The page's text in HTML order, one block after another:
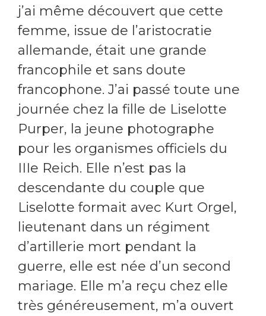
j’ai même découvert que cette
femme, issue de l’aristocratie
allemande, était une grande
francophile et sans doute
francophone. J’ai passé toute une
journée chez la fille de Liselotte
Purper, la jeune photographe
pour les organismes officiels du
IIIe Reich. Elle n’est pas la
descendante du couple que
Liselotte formait avec Kurt Orgel,
lieutenant dans un régiment
d’artillerie mort pendant la
guerre, elle est née d’un second
mariage. Elle m’a reçu chez elle
très généreusement, m’a ouvert